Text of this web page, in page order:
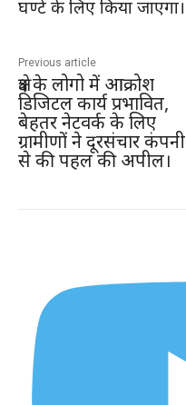
घण्टे के लिए किया जाएगा।
Previous article
क्षेत्र के लोगो में आक्रोश
डिजिटल कार्य प्रभावित,
बेहतर नेटवर्क के लिए
ग्रामीणों ने दूरसंचार कंपनी
से की पहल की अपील।